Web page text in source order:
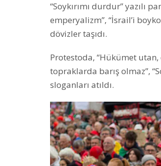
“Soykırımı durdur” yazılı
emperyalizm”, “İsrail’i
dövizler taşıdı.
Protestoda, “Hükümet utan,
topraklarda barış olmaz”,
sloganları atıldı.